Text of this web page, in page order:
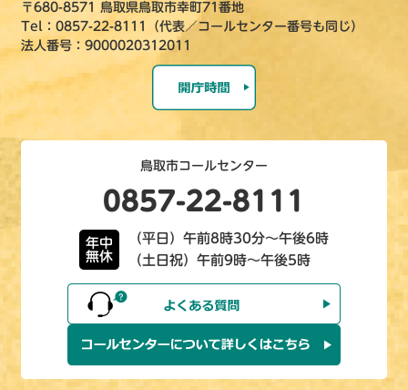
〒680-8571 鳥取県鳥取市幸町71番地
Tel：0857-22-8111（代表／コールセンター番号も同じ）
法人番号：9000020312011
鳥取市コールセンター
0857-22-8111
年中
無休
（平日）午前8時30分～午後6時
（土日祝）午前9時～午後5時